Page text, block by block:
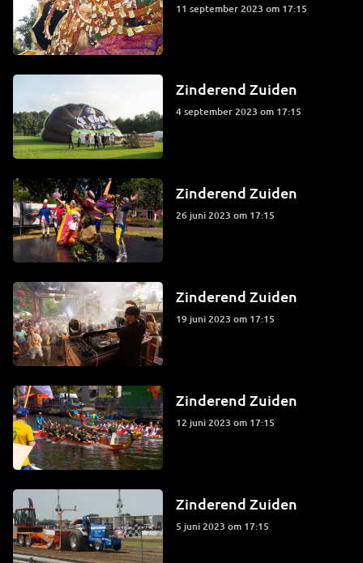
11 september 2023 om 17:15
Zinderend Zuiden
4 september 2023 om 17:15
Zinderend Zuiden
26 juni 2023 om 17:15
Zinderend Zuiden
19 juni 2023 om 17:15
Zinderend Zuiden
12 juni 2023 om 17:15
Zinderend Zuiden
5 juni 2023 om 17:15